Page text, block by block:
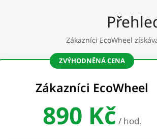
Zákazníci EcoWheel
ZVÝHODNĚNÁ CENA
Zákazníci EcoWheel
890 Kč / hod.